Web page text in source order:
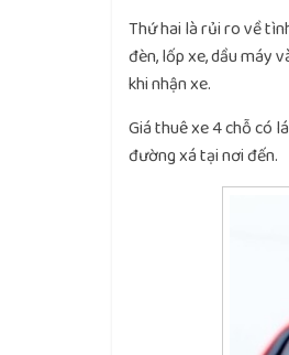
Thứ hai là rủi ro về
đèn, lốp xe, dầu máy
khi nhận xe.
Giá thuê xe 4 chỗ có
đường xá tại nơi đến.